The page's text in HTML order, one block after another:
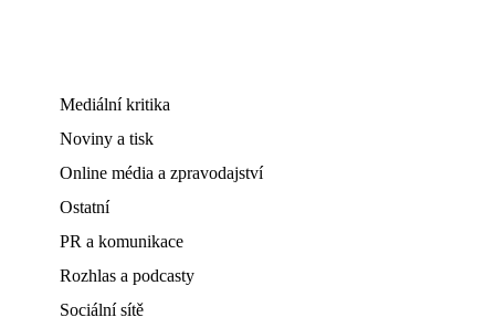
Mediální kritika
Noviny a tisk
Online média a zpravodajství
Ostatní
PR a komunikace
Rozhlas a podcasty
Sociální sítě